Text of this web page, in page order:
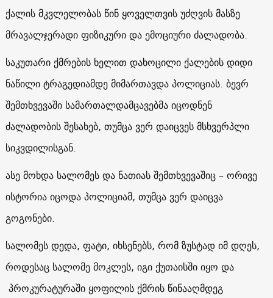
ქალის მკვლელობას წინ ყოველთვის უძღვის მასზე
მრავალჯერადი ფიზიკური და ემოციური ძალადობა.
საკუთარი ქმრების ხელით დახოცილი ქალების დიდი
ნაწილი ტრაგედიამდე მიმართავდა პოლიციას. ბევრ
შემთხვევაში სამართალდამცავებმა იცოდნენ
ძალადობის შესახებ, თუმცა ვერ დაიცვეს მსხვერპლი
სიკვდილისგან.
ასე მოხდა სალომეს და ნათიას შემთხვევაშიც – ორივე
ისტორია იცოდა პოლიციამ, თუმცა ვერ დაიცვა
გოგონები.
სალომეს დედა, ფატი, იხსენებს, რომ ზუსტად იმ დღეს,
როდესაც სალომე მოკლეს, იგი ქუთაისში იყო და
პროკურატურაში ყოფილის ქმრის წინააღმდეგ